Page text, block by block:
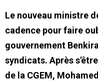
Le nouveau ministre
cadence pour faire
gouvernement
syndicats. Après
de la CGEM,